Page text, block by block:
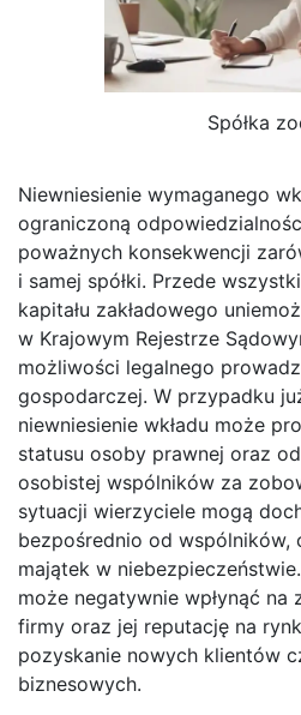
Spółka
Niewniesienie wymaganego
ograniczoną
poważnych konsekwencji
i samej spółki. Przede
kapitału zakładowego
w Krajowym Rejestrze
możliwości legalnego
gospodarczej. W przypadku
niewniesienie wkładu może
statusu osoby prawnej oraz
osobistej wspólników za
sytuacji wierzyciele mogą
bezpośrednio od wspólników,
majątek w
może negatywnie wpłynąć
firmy oraz jej reputację na
pozyskanie nowych klientów
biznesowych.